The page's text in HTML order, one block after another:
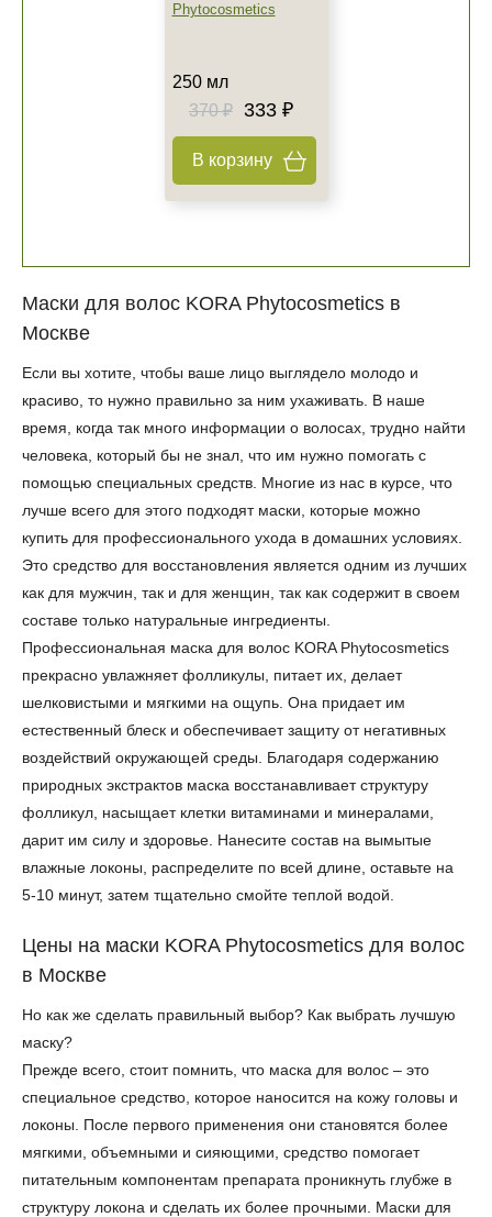
Phytocosmetics
250 мл
370 ₽
333 ₽
В корзину
Маски для волос KORA Phytocosmetics в
Москве
Если вы хотите, чтобы ваше лицо выглядело молодо и
красиво, то нужно правильно за ним ухаживать. В наше
время, когда так много информации о волосах, трудно найти
человека, который бы не знал, что им нужно помогать с
помощью специальных средств. Многие из нас в курсе, что
лучше всего для этого подходят маски, которые можно
купить для профессионального ухода в домашних условиях.
Это средство для восстановления является одним из лучших
как для мужчин, так и для женщин, так как содержит в своем
составе только натуральные ингредиенты.
Профессиональная маска для волос KORA Phytocosmetics
прекрасно увлажняет фолликулы, питает их, делает
шелковистыми и мягкими на ощупь. Она придает им
естественный блеск и обеспечивает защиту от негативных
воздействий окружающей среды. Благодаря содержанию
природных экстрактов маска восстанавливает структуру
фолликул, насыщает клетки витаминами и минералами,
дарит им силу и здоровье. Нанесите состав на вымытые
влажные локоны, распределите по всей длине, оставьте на
5-10 минут, затем тщательно смойте теплой водой.
Цены на маски KORA Phytocosmetics для волос
в Москве
Но как же сделать правильный выбор? Как выбрать лучшую
маску?
Прежде всего, стоит помнить, что маска для волос – это
специальное средство, которое наносится на кожу головы и
локоны. После первого применения они становятся более
мягкими, объемными и сияющими, средство помогает
питательным компонентам препарата проникнуть глубже в
структуру локона и сделать их более прочными. Маски для